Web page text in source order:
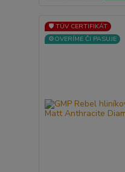
🛡️ TÜV CERTIFIKÁT
⚙️OVERÍME ČI PASUJE